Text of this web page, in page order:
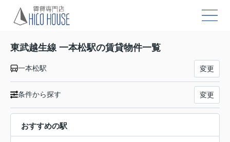
東武越生線 一本松駅の賃貸物件一覧
一本松駅 変更
条件から探す 変更
おすすめの駅